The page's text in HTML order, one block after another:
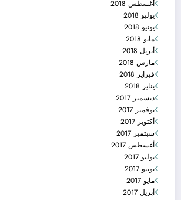
أغسطس 2018
يوليو 2018
يونيو 2018
مايو 2018
أبريل 2018
مارس 2018
فبراير 2018
يناير 2018
ديسمبر 2017
نوفمبر 2017
أكتوبر 2017
سبتمبر 2017
أغسطس 2017
يوليو 2017
يونيو 2017
مايو 2017
أبريل 2017